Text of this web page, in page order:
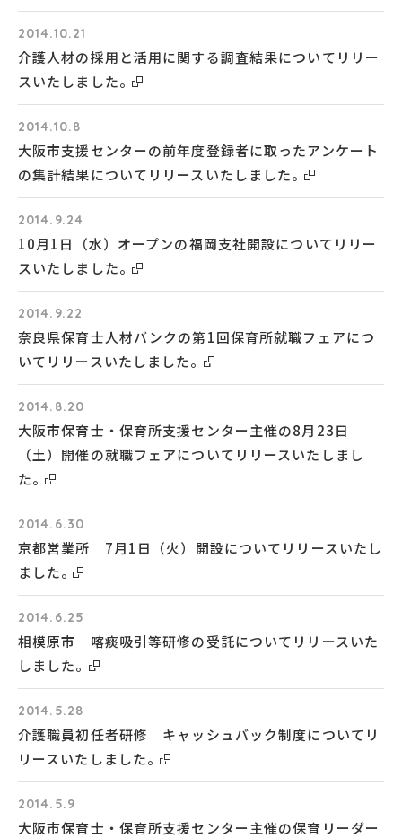
2014.10.21
介護人材の採用と活用に関する調査結果についてリリー
スいたしました。
2014.10.8
大阪市支援センターの前年度登録者に取ったアンケート
の集計結果についてリリースいたしました。
2014.9.24
10月1日（水）オープンの福岡支社開設についてリリー
スいたしました。
2014.9.22
奈良県保育士人材バンクの第1回保育所就職フェアにつ
いてリリースいたしました。
2014.8.20
大阪市保育士・保育所支援センター主催の8月23日
（土）開催の就職フェアについてリリースいたしまし
た。
2014.6.30
京都営業所 7月1日（火）開設についてリリースいたし
ました。
2014.6.25
相模原市 喀痰吸引等研修の受託についてリリースいた
しました。
2014.5.28
介護職員初任者研修 キャッシュバック制度についてリ
リースいたしました。
2014.5.9
大阪市保育士・保育所支援センター主催の保育リーダー